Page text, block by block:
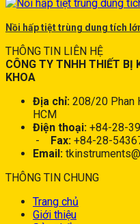
Nồi hấp tiệt trùng dung tích
THÔNG TIN LIÊN HỆ
CÔNG TY TNHH THIẾT BỊ
KHOA
Địa chỉ: 208/20 Phan
HCM
Điện thoại: +84-28-
-
Fax: +84-28-
Email:
THÔNG TIN CHUNG
Trang chủ
Giới thiệu